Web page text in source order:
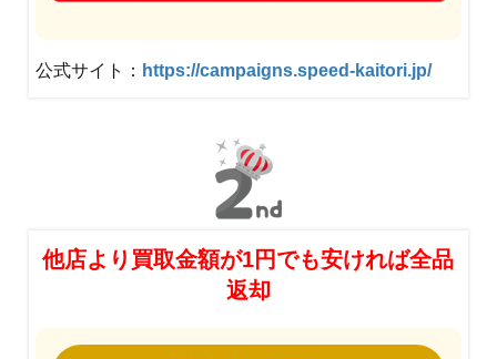
公式サイト： https://campaigns.speed-kaitori.jp/
他店より買取金額が1円でも安ければ全品
返却